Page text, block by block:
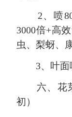
2、喷
3000倍+高
虫、梨蚜、
3、叶面
六、花芽
初）